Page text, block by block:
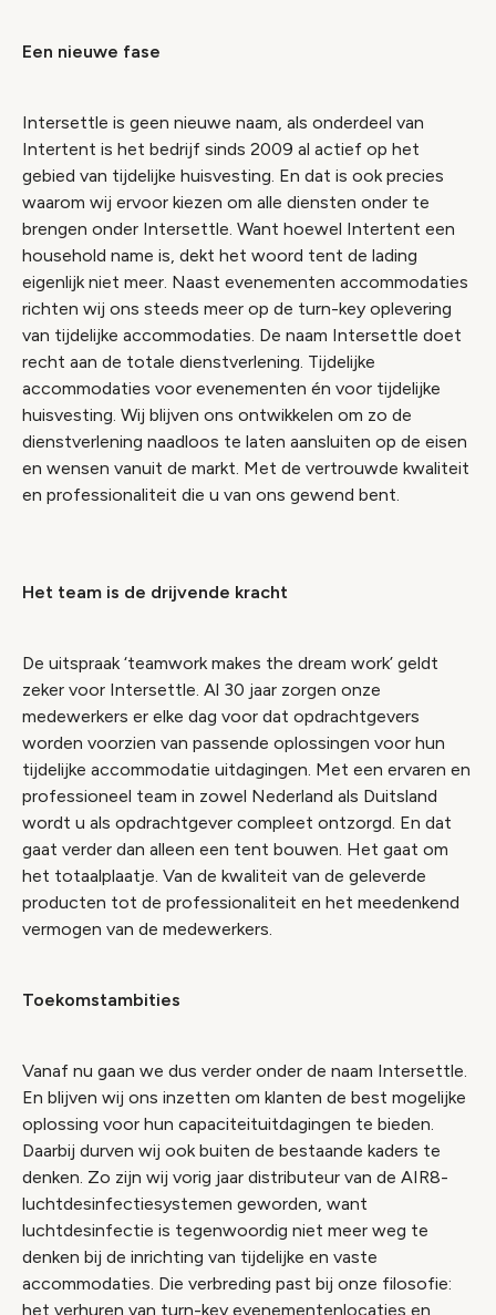
Een nieuwe fase
Intersettle is geen nieuwe naam, als onderdeel van
Intertent is het bedrijf sinds 2009 al actief op het
gebied van tijdelijke huisvesting. En dat is ook precies
waarom wij ervoor kiezen om alle diensten onder te
brengen onder Intersettle. Want hoewel Intertent een
household name is, dekt het woord tent de lading
eigenlijk niet meer. Naast evenementen accommodaties
richten wij ons steeds meer op de turn-key oplevering
van tijdelijke accommodaties. De naam Intersettle doet
recht aan de totale dienstverlening. Tijdelijke
accommodaties voor evenementen én voor tijdelijke
huisvesting. Wij blijven ons ontwikkelen om zo de
dienstverlening naadloos te laten aansluiten op de eisen
en wensen vanuit de markt. Met de vertrouwde kwaliteit
en professionaliteit die u van ons gewend bent.
Het team is de drijvende kracht
De uitspraak‘teamwork makes the dream work’ geldt
zeker voor Intersettle. Al 30 jaar zorgen onze
medewerkers er elke dag voor dat opdrachtgevers
worden voorzien van passende oplossingen voor hun
tijdelijke accommodatie uitdagingen. Met een ervaren en
professioneel team in zowel Nederland als Duitsland
wordt u als opdrachtgever compleet ontzorgd. En dat
gaat verder dan alleen een tent bouwen. Het gaat om
het totaalplaatje. Van de kwaliteit van de geleverde
producten tot de professionaliteit en het meedenkend
vermogen van de medewerkers.
Toekomstambities
Vanaf nu gaan we dus verder onder de naam Intersettle.
En blijven wij ons inzetten om klanten de best mogelijke
oplossing voor hun capaciteituitdagingen te bieden.
Daarbij durven wij ook buiten de bestaande kaders te
denken. Zo zijn wij vorig jaar distributeur van de AIR8-
luchtdesinfectiesystemen geworden, want
luchtdesinfectie is tegenwoordig niet meer weg te
denken bij de inrichting van tijdelijke en vaste
accommodaties. Die verbreding past bij onze filosofie:
het verhuren van turn-key evenementenlocaties en